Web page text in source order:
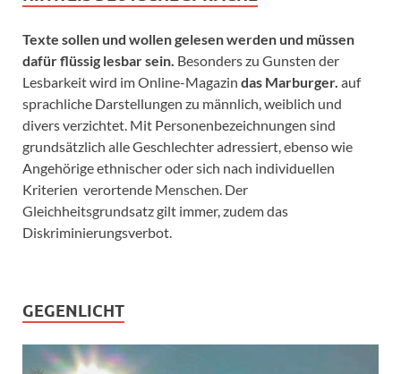
Texte sollen und wollen gelesen werden und müssen
dafür flüssig lesbar sein. Besonders zu Gunsten der
Lesbarkeit wird im Online-Magazin das Marburger. auf
sprachliche Darstellungen zu männlich, weiblich und
divers verzichtet. Mit Personenbezeichnungen sind
grundsätzlich alle Geschlechter adressiert, ebenso wie
Angehörige ethnischer oder sich nach individuellen
Kriterien verortende Menschen. Der
Gleichheitsgrundsatz gilt immer, zudem das
Diskriminierungsverbot.
GEGENLICHT